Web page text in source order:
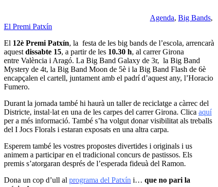
Agenda, Big Bands,
El Premi Patxín
El 12è Premi Patxín, la festa de les big bands de l’escola, arrencarà
aquest dissabte 15, a partir de les 10.30 h, al carrer Girona
entre València i Aragó. La Big Band Galaxy de 3r, la Big Band
Mystery de 4t, la Big Band Moon de 5è i la Big Band Flash de 6è
encapçalen el cartell, juntament amb el padrí d’aquest any, l’Horacio
Fumero.
Durant la jornada també hi haurà un taller de reciclatge a càrrec del
Districte, instal·lat en una de les carpes del carrer Girona. Clica aquí
per a més informació. També s’ha volgut donar visibilitat als treballs
del I Jocs Florals i estaran exposats en una altra carpa.
Esperem també les vostres propostes divertides i originals i us
animem a participar en el tradicional concurs de pastissos. Els
premis s’atorgaran després de l’esperada fideuà del Ramon.
Dona un cop d’ull al programa del Patxín i… que no pari la